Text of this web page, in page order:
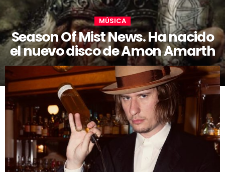
MÚSICA
Season Of Mist News. Ha nacido
el nuevo disco de Amon Amarth